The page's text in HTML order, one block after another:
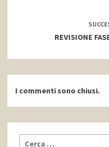
REVISIONE
I commenti sono chiusi.
Cerca: